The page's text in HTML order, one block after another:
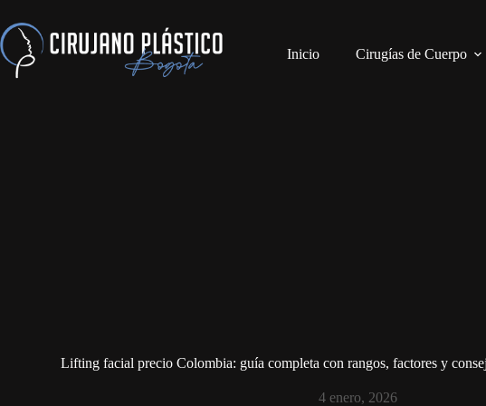
Inicio Cirugías de Cuerpo
Lifting facial precio Colombia: guía completa con rangos, factores y
4 enero, 2026